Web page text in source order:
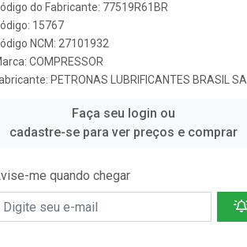
do Fabricante: 77519R61BR
15767
NCM: 27101932
COMPRESSOR
PETRONAS LUBRIFICANTES BRASIL SA
Faça seu login ou
cadastre-se para ver preços e comprar
me quando chegar